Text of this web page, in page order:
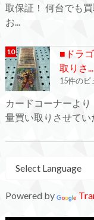
取保証！ 何台でも
お...
■ドラ
取りさ...
15件のビ
カードコーナーよ
量買い取りさせてい
Powered by